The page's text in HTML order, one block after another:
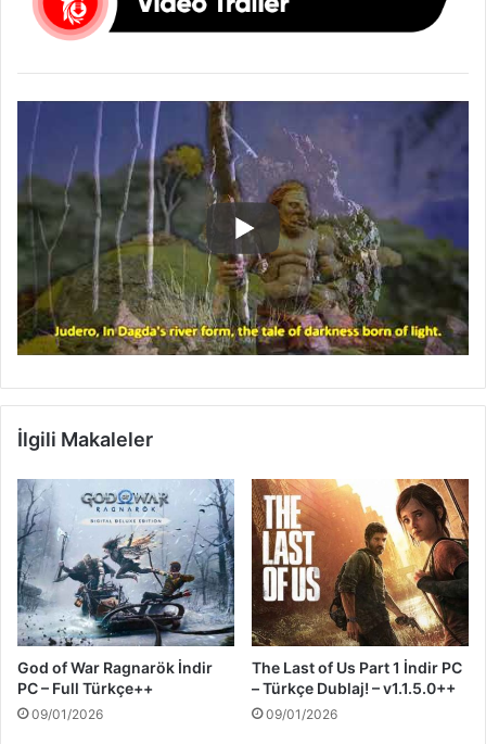
İlgili Makaleler
God of War Ragnarök İndir
PC – Full Türkçe++
09/01/2026
The Last of Us Part 1 İndir PC
– Türkçe Dublaj! – v1.1.5.0++
09/01/2026